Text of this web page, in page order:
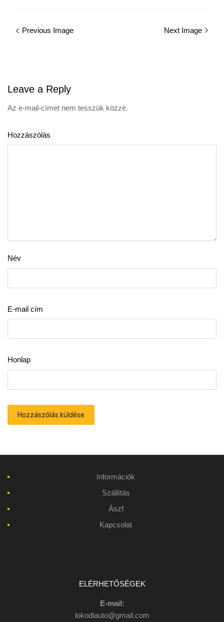
Previous Image Next Image
Leave a Reply
Az e-mail-címet nem tesszük közzé.
Hozzászólás
Név
E-mail cím
Honlap
Információk
Szállítás
Ászf
Kapcsolat
ELÉRHETŐSÉGEK
E-mail:
lokodiauto@gmail.com